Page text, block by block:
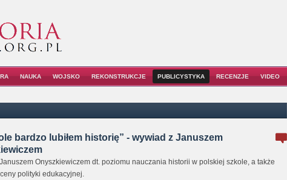
NAUKA WOJSKO REKONSTRUKCJE PUBLICYSTYKA RECENZJE VIDEO
bardzo lubiłem historię” - wywiad z Januszem
Onyszkiewiczem dt. poziomu nauczania historii w polskiej szkole, a także
polityki edukacyjnej.